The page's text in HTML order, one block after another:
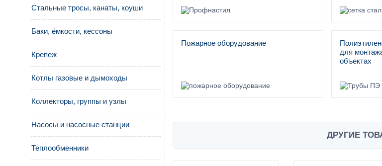
Стальные тросы, канаты, коуши
Баки, ёмкости, кессоны
Крепеж
Котлы газовые и дымоходы
Коллекторы, группы и узлы
Насосы и насосные станции
Теплообменники
Пожарное оборудование
для
объектах
ДРУГИЕ